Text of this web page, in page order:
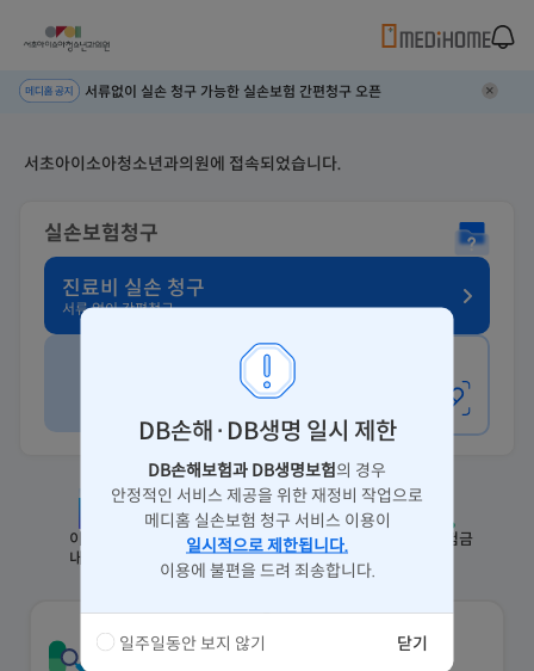
서류없이 실손 청구 가능한 실손보험 간편청구 오픈
서초아이소아청소년과의원에 접속되었습니다.
실손보험청구
진료비 실손 청구
서류 없이 간편청구
이전 청구
내역 조회
내 보험
무료진단
내 가입 보험
알아보기
놓친 보험금
DB손해·DB생명 일시 제한
DB손해보험과 DB생명보험의 경우
안정적인 서비스 제공을 위한 재정비 작업으로
메디홈 실손보험 청구 서비스 이용이
일시적으로 제한됩니다.
이용에 불편을 드려 죄송합니다.
일주일동안 보지 않기 닫기